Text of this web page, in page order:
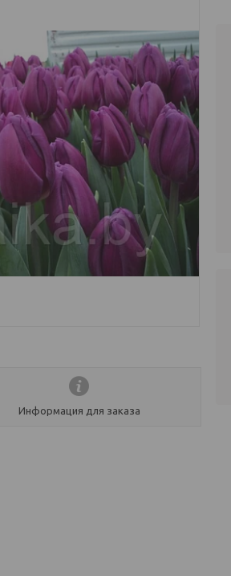
Информация для заказа